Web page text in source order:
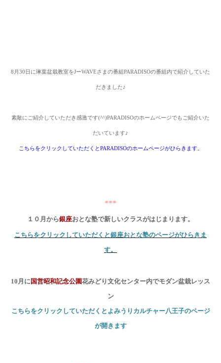
8 月 30 日に琳葉盆栽教室をJーWAVEさまの番組PARADISOの番組内で紹介していた
だきました♪
素敵にご紹介していただき感激です(^^)PARADISOのホームページでもご紹介いた
だいています♪
こちらをクリックしていただくとPARADISOのホームページがひらきます。
***
１０月から銀座おとな塾で新しいクラスがはじまります。
こちらをクリックしていただくと銀座おとな塾のページがひらきま
す。
10 月に国営昭和記念公園花みどり文化センター内でモダン盆栽レッス
ン
こちらをクリックしていただくとよみうりカルチャー八王子のページ
が開きます